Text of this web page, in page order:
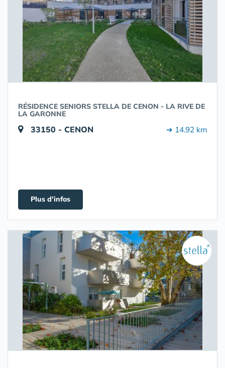
RÉSIDENCE SENIORS STELLA DE CENON - LA RIVE DE
LA GARONNE
33150 - CENON ➔ 14.92 km
Plus d'infos